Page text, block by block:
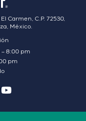
Carmen, C.P. 72530,
México.
8:00 pm
pm